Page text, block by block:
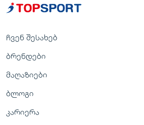
ჩვენ შესახებ
ბრენდები
მაღაზიები
ბლოგი
კარიერა